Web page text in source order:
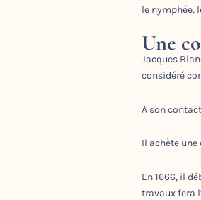
le nymphée,
Une
Jacques
considéré
A son
Il achète une
En 1666, il
travaux fera